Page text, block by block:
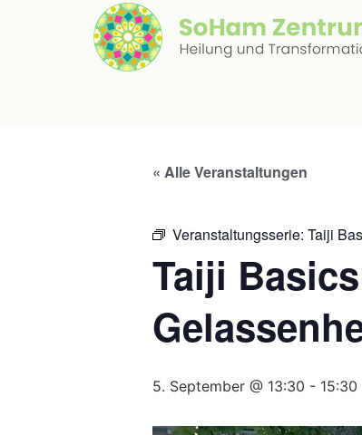
« Alle Veranstaltungen
Veranstaltungsserie: Taiji
Taiji
5. September @ 13:30 - 15:30